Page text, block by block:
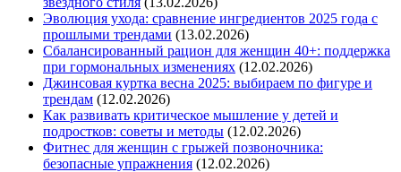
Эволюция ухода: сравнение ингредиентов 2025 года с
прошлыми трендами (13.02.2026)
Сбалансированный рацион для женщин 40+: поддержка
при гормональных изменениях (12.02.2026)
Джинсовая куртка весна 2025: выбираем по фигуре и
трендам (12.02.2026)
Как развивать критическое мышление у детей и
подростков: советы и методы (12.02.2026)
Фитнес для женщин с грыжей позвоночника:
безопасные упражнения (12.02.2026)